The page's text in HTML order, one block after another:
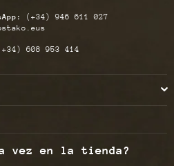
(+34) 946 611 027
+34) 608 953 414
vez en la tienda?